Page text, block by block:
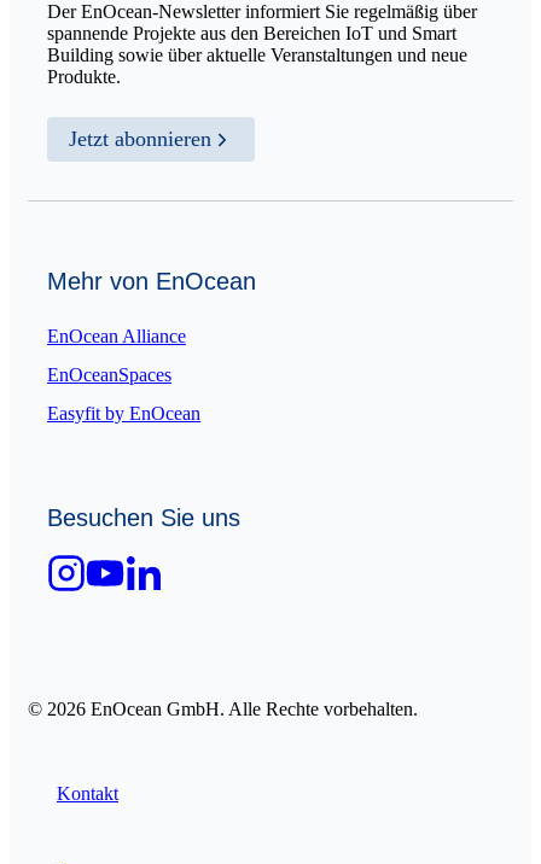
Der EnOcean-Newsletter informiert Sie regelmäßig über
spannende Projekte aus den Bereichen IoT und Smart
Building sowie über aktuelle Veranstaltungen und neue
Produkte.
Jetzt abonnieren
Mehr von EnOcean
EnOcean Alliance
EnOceanSpaces
Easyfit by EnOcean
Besuchen Sie uns
© 2026 EnOcean GmbH. Alle Rechte vorbehalten.
Kontakt